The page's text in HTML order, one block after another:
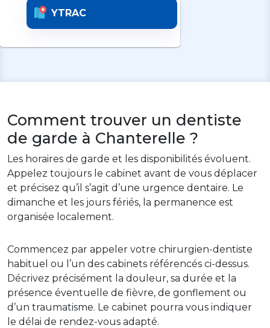
YTRAC
Comment trouver un dentiste
de garde à Chanterelle ?
Les horaires de garde et les disponibilités évoluent.
Appelez toujours le cabinet avant de vous déplacer
et précisez qu’il s’agit d’une urgence dentaire. Le
dimanche et les jours fériés, la permanence est
organisée localement.
Commencez par appeler votre chirurgien-dentiste
habituel ou l’un des cabinets référencés ci-dessus.
Décrivez précisément la douleur, sa durée et la
présence éventuelle de fièvre, de gonflement ou
d’un traumatisme. Le cabinet pourra vous indiquer
le délai de rendez-vous adapté.